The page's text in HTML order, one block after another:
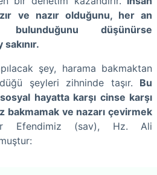
ve nazır olduğunu, her an
bulunduğunu düşünürse
şey, harama bakmaktan
şeyleri zihninde taşır. Bu
hayatta karşı cinse karşı
bakmamak ve nazarı çevirmek
Efendimiz (sav), Hz. Ali